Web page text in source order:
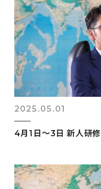
2025.05.01
4月1日～3日 新人研修